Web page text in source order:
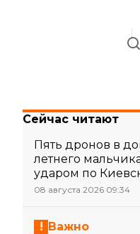
Сейчас читают
Пять дронов в
летнего
ударом по
08 августа 2026 09:34
Важно